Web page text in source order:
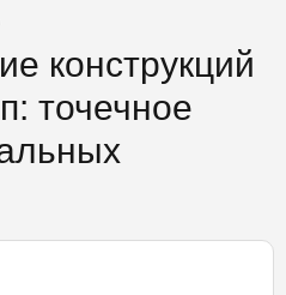
конструкций
точечное